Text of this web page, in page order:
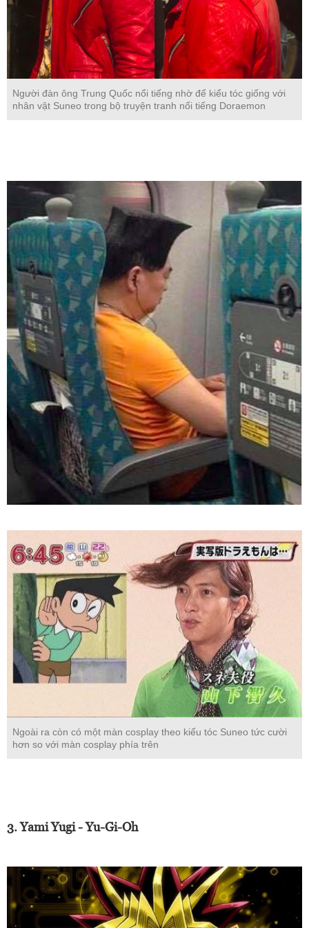
Người đàn ông Trung Quốc nổi tiếng nhờ để kiểu tóc giống với
nhân vật Suneo trong bộ truyện tranh nổi tiếng Doraemon
Ngoài ra còn có một màn cosplay theo kiểu tóc Suneo tức cười
hơn so với màn cosplay phía trên
3. Yami Yugi - Yu-Gi-Oh